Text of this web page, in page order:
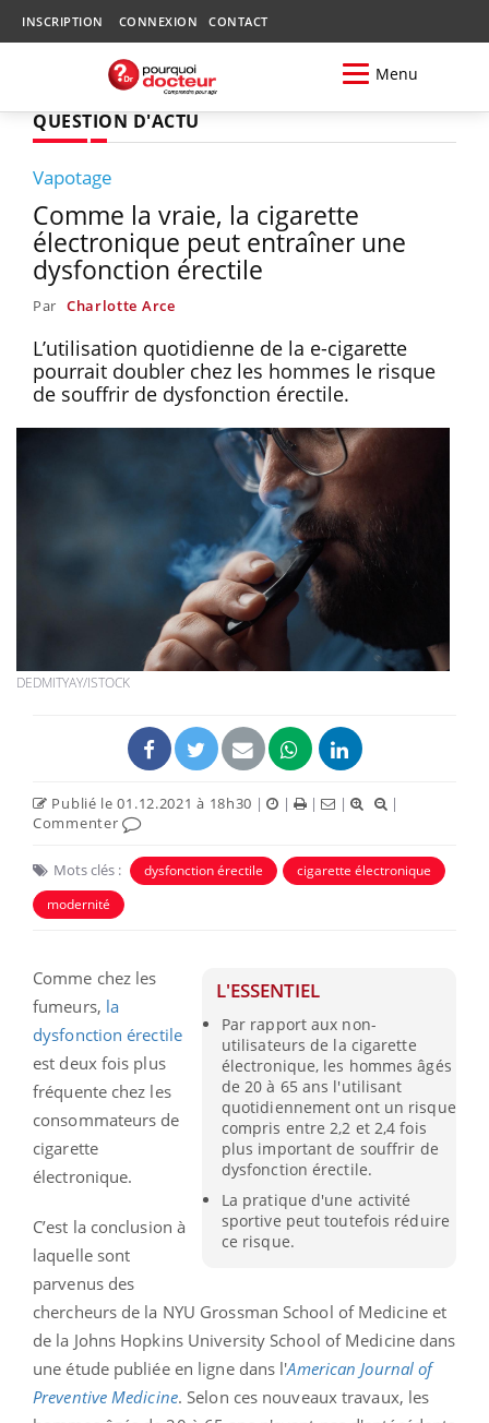
INSCRIPTION CONNEXION CONTACT
Menu
QUESTION D'ACTU
Vapotage
Comme la vraie, la cigarette
électronique peut entraîner une
dysfonction érectile
Par Charlotte Arce
L’utilisation quotidienne de la e-cigarette
pourrait doubler chez les hommes le risque
de souffrir de dysfonction érectile.
DEDMITYAY/ISTOCK
Publié le 01.12.2021 à 18h30 | | | |
|
Commenter
Mots clés : dysfonction érectile
cigarette électronique
modernité
L'ESSENTIEL
Par rapport aux non-
utilisateurs de la cigarette
électronique, les hommes âgés
de 20 à 65 ans l'utilisant
quotidiennement ont un risque
compris entre 2,2 et 2,4 fois
plus important de souffrir de
dysfonction érectile.
La pratique d'une activité
sportive peut toutefois réduire
ce risque.
Comme chez les
fumeurs, la
dysfonction érectile
est deux fois plus
fréquente chez les
consommateurs de
cigarette
électronique.
C’est la conclusion à
laquelle sont
parvenus des
chercheurs de la NYU Grossman School of Medicine et
de la Johns Hopkins University School of Medicine dans
une étude publiée en ligne dans l'American Journal of
Preventive Medicine. Selon ces nouveaux travaux, les